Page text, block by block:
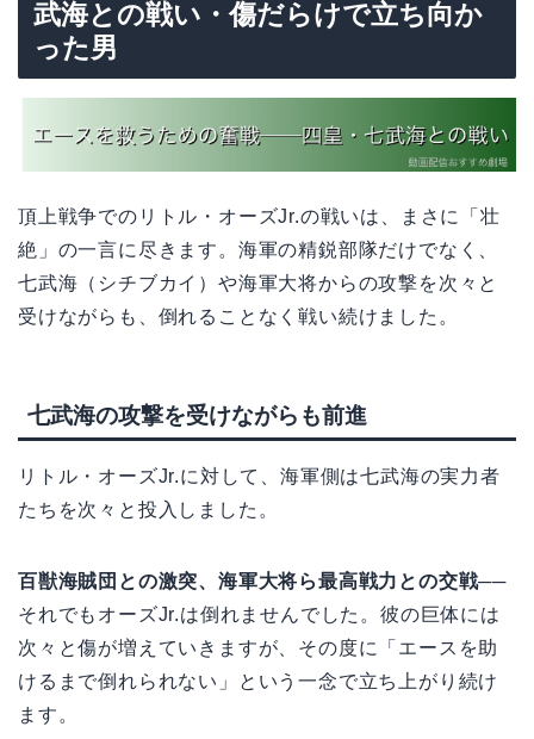
武海との戦い・傷だらけで立ち向か
った男
頂上戦争でのリトル・オーズJr.の戦いは、まさに「壮
絶」の一言に尽きます。海軍の精鋭部隊だけでなく、
七武海（シチブカイ）や海軍大将からの攻撃を次々と
受けながらも、倒れることなく戦い続けました。
七武海の攻撃を受けながらも前進
リトル・オーズJr.に対して、海軍側は七武海の実力者
たちを次々と投入しました。
百獣海賊団との激突、海軍大将ら最高戦力との交戦──
それでもオーズJr.は倒れませんでした。彼の巨体には
次々と傷が増えていきますが、その度に「エースを助
けるまで倒れられない」という一念で立ち上がり続け
ます。